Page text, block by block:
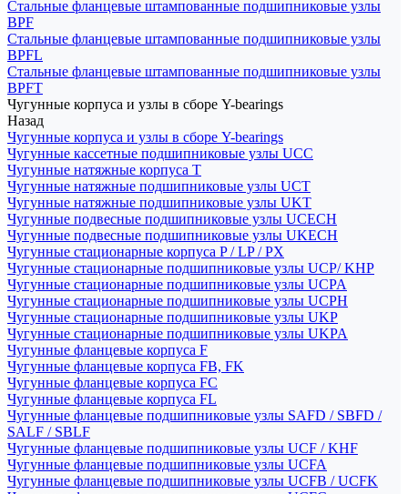
Стальные фланцевые штампованные подшипниковые узлы
BPF
Стальные фланцевые штампованные подшипниковые узлы
BPFL
Стальные фланцевые штампованные подшипниковые узлы
BPFT
Чугунные корпуса и узлы в сборе Y-bearings
Назад
Чугунные корпуса и узлы в сборе Y-bearings
Чугунные кассетные подшипниковые узлы UCC
Чугунные натяжные корпуса T
Чугунные натяжные подшипниковые узлы UCT
Чугунные натяжные подшипниковые узлы UKT
Чугунные подвесные подшипниковые узлы UCECH
Чугунные подвесные подшипниковые узлы UKECH
Чугунные стационарные корпуса P / LP / PX
Чугунные стационарные подшипниковые узлы UCP/ KHP
Чугунные стационарные подшипниковые узлы UCPA
Чугунные стационарные подшипниковые узлы UCPH
Чугунные стационарные подшипниковые узлы UKP
Чугунные стационарные подшипниковые узлы UKPA
Чугунные фланцевые корпуса F
Чугунные фланцевые корпуса FB, FK
Чугунные фланцевые корпуса FC
Чугунные фланцевые корпуса FL
Чугунные фланцевые подшипниковые узлы SAFD / SBFD /
SALF / SBLF
Чугунные фланцевые подшипниковые узлы UCF / KHF
Чугунные фланцевые подшипниковые узлы UCFA
Чугунные фланцевые подшипниковые узлы UCFB / UCFK